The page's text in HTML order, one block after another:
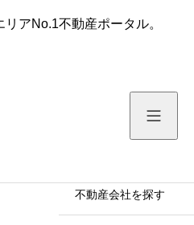
保存した条件
不動産会社を探す
アNo.1不動産ポータル。